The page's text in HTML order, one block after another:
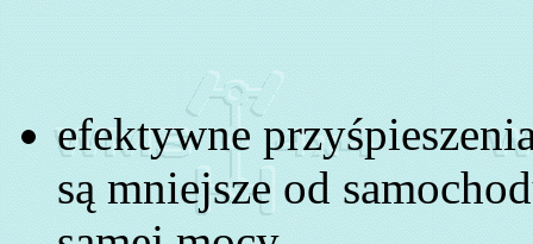
efektywne
są mniejsze od